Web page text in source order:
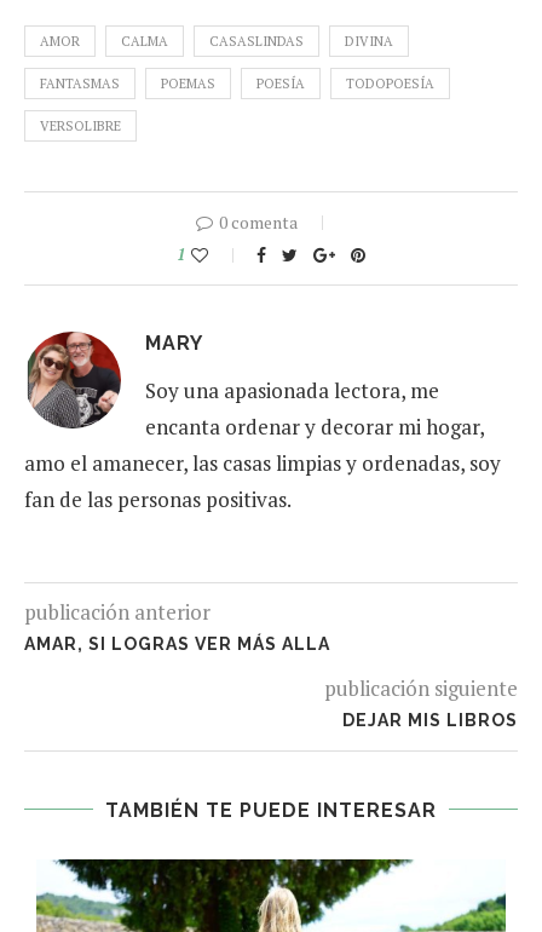
AMOR CALMA CASASLINDAS DIVINA
FANTASMAS POEMAS POESÍA TODOPOESÍA
VERSOLIBRE
0 comenta
1
MARY
Soy una apasionada lectora, me
encanta ordenar y decorar mi hogar,
amo el amanecer, las casas limpias y ordenadas, soy
fan de las personas positivas.
publicación anterior
AMAR, SI LOGRAS VER MÁS ALLA
publicación siguiente
DEJAR MIS LIBROS
TAMBIÉN TE PUEDE INTERESAR